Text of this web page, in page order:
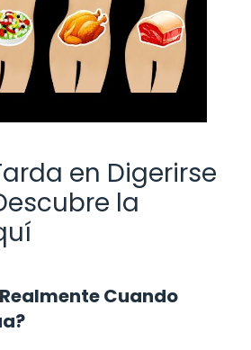
en Digerirse
la
Cuando